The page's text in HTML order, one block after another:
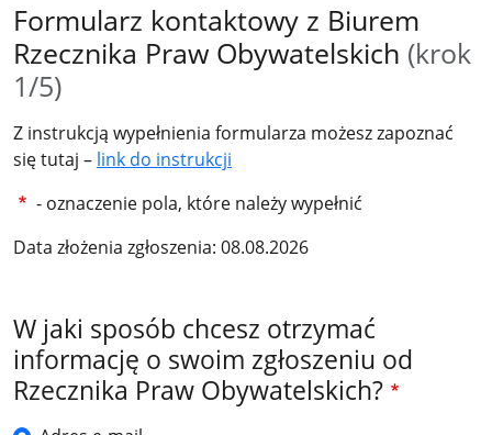
Formularz kontaktowy z Biurem
Rzecznika Praw Obywatelskich (krok
1/5)
Z instrukcją wypełnienia formularza możesz zapoznać
się tutaj – link do instrukcji
- oznaczenie pola, które należy wypełnić
Data złożenia zgłoszenia: 08.08.2026
W jaki sposób chcesz otrzymać
informację o swoim zgłoszeniu od
Rzecznika Praw Obywatelskich?